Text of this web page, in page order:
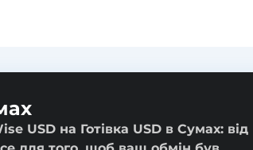
USD на Готівка USD в Сумах: від